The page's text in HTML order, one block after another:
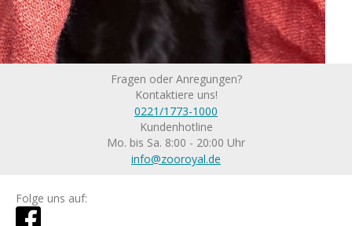
Fragen oder Anregungen?
Kontaktiere uns!
0221/1773-1000
Kundenhotline
Mo. bis Sa. 8:00 - 20:00 Uhr
info@zooroyal.de
Folge uns auf: